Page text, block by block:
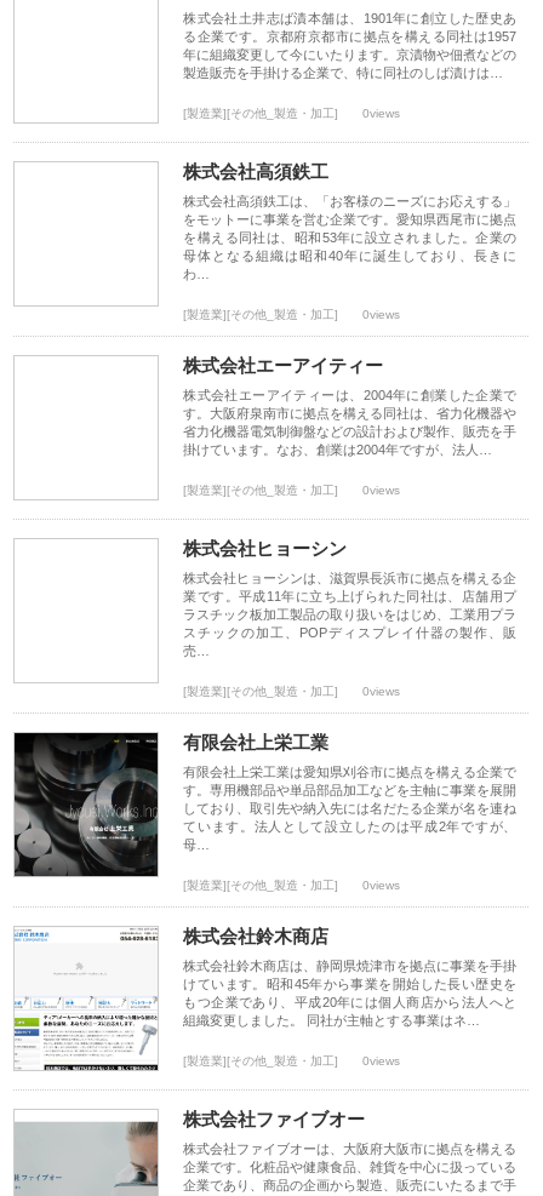
株式会社土井志ば漬本舗は、1901年に創立した歴史あ
る企業です。京都府京都市に拠点を構える同社は1957
年に組織変更して今にいたります。京漬物や佃煮などの
製造販売を手掛ける企業で、特に同社のしば漬けは…
[製造業][その他_製造・加工] 0views
株式会社高須鉄工
株式会社高須鉄工は、「お客様のニーズにお応えする」
をモットーに事業を営む企業です。愛知県西尾市に拠点
を構える同社は、昭和53年に設立されました。企業の
母体となる組織は昭和40年に誕生しており、長きに
わ…
[製造業][その他_製造・加工] 0views
株式会社エーアイティー
株式会社エーアイティーは、2004年に創業した企業で
す。大阪府泉南市に拠点を構える同社は、省力化機器や
省力化機器電気制御盤などの設計および製作、販売を手
掛けています。なお、創業は2004年ですが、法人…
[製造業][その他_製造・加工] 0views
株式会社ヒョーシン
株式会社ヒョーシンは、滋賀県長浜市に拠点を構える企
業です。平成11年に立ち上げられた同社は、店舗用プ
ラスチック板加工製品の取り扱いをはじめ、工業用プラ
スチックの加工、POPディスプレイ什器の製作、販
売…
[製造業][その他_製造・加工] 0views
有限会社上栄工業
有限会社上栄工業は愛知県刈谷市に拠点を構える企業で
す。専用機部品や単品部品加工などを主軸に事業を展開
しており、取引先や納入先には名だたる企業が名を連ね
ています。法人として設立したのは平成2年ですが、
母…
[製造業][その他_製造・加工] 0views
株式会社鈴木商店
株式会社鈴木商店は、静岡県焼津市を拠点に事業を手掛
けています。昭和45年から事業を開始した長い歴史を
もつ企業であり、平成20年には個人商店から法人へと
組織変更しました。 同社が主軸とする事業はネ…
[製造業][その他_製造・加工] 0views
株式会社ファイブオー
株式会社ファイブオーは、大阪府大阪市に拠点を構える
企業です。化粧品や健康食品、雑貨を中心に扱っている
企業であり、商品の企画から製造、販売にいたるまで手